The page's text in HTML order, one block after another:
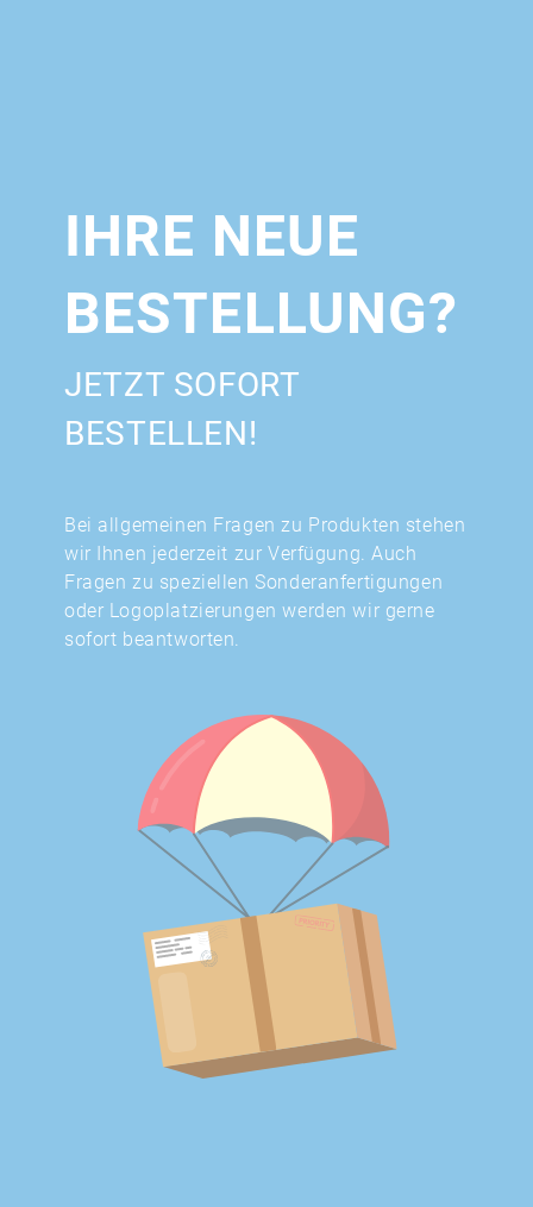
IHRE NEUE
BESTELLUNG?
JETZT SOFORT
BESTELLEN!
Bei allgemeinen Fragen zu Produkten stehen
wir Ihnen jederzeit zur Verfügung. Auch
Fragen zu speziellen Sonderanfertigungen
oder Logoplatzierungen werden wir gerne
sofort beantworten.